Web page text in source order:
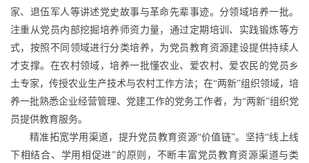
家、退伍军人等讲述党史故事与革命先辈事迹。分领域培养一批。
注重从党员内部挖掘培养师资力量，通过定期培训、实践锻炼等方
式，按照不同领域进行分类培养，为党员教育资源建设提供持续人
才支撑。在农村领域，培养一批懂农业、爱农村、爱农民的党员乡
土专家，传授农业生产技术与农村工作方法；在“两新”组织领域，培
养一批熟悉企业经营管理、党建工作的党务工作者，为“两新”组织党
员提供教育服务。
精准拓宽学用渠道，提升党员教育资源“价值链”。坚持“线上线
下相结合、学用相促进”的原则，不断丰富党员教育资源渠道与类